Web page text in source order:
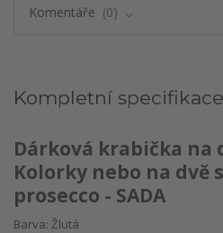
Komentáře
0
Kompletní specifikace
Dárková krabička na
Kolorky nebo na dvě
prosecco - SADA
Barva: Žlutá